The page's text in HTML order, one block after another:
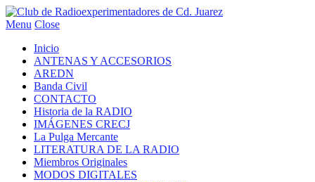
Menu Close
Inicio
ANTENAS Y ACCESORIOS
AREDN
Banda Civil
CONTACTO
Historia de la RADIO
IMÁGENES CRECJ
La Pulga Mercante
LITERATURA DE LA RADIO
Miembros Originales
MODOS DIGITALES